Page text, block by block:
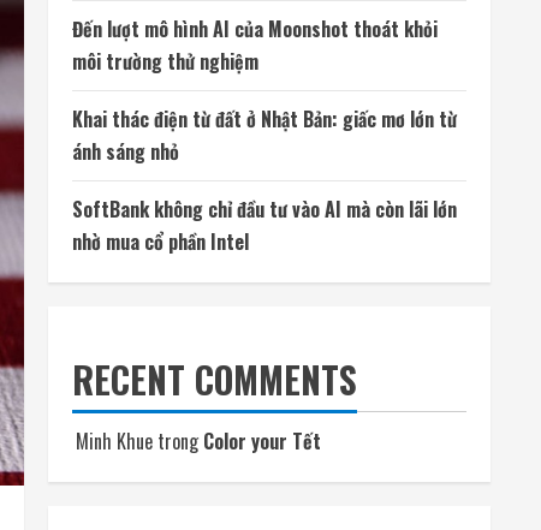
Đến lượt mô hình AI của Moonshot thoát khỏi
môi trường thử nghiệm
Khai thác điện từ đất ở Nhật Bản: giấc mơ lớn từ
ánh sáng nhỏ
SoftBank không chỉ đầu tư vào AI mà còn lãi lớn
nhờ mua cổ phần Intel
RECENT COMMENTS
Minh Khue trongColor your Tết